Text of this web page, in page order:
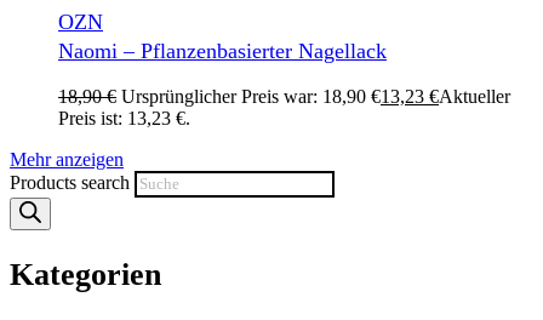
OZN
Naomi – Pflanzenbasierter Nagellack
18,90€ Ursprünglicher Preis war: 18,90 €13,23 €Aktueller
Preis ist: 13,23 €.
Mehr anzeigen
Products search
Kategorien